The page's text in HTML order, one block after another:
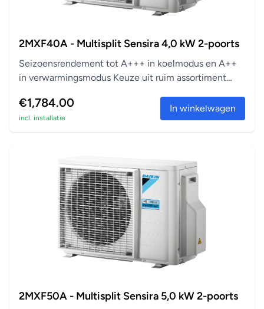
2MXF40A - Multisplit Sensira 4,0 kW 2-poorts
Seizoensrendement tot A+++ in koelmodus en A++
in verwarmingsmodus Keuze uit ruim assortiment
€1,784.00
incl. installatie
In winkelwagen
2MXF50A - Multisplit Sensira 5,0 kW 2-poorts